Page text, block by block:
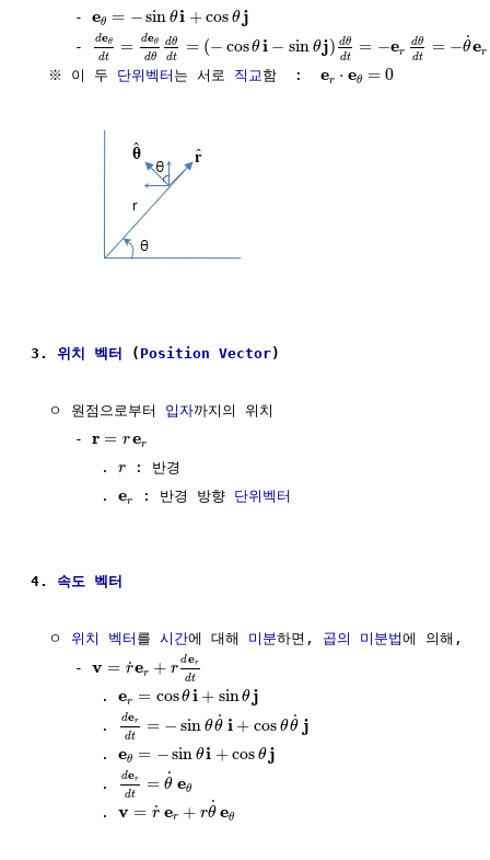
     -
eθ = −sin θi +cos θ j
     -
deθ
dt
= deθ
dθ
dθ
dt
= (− cosθi − sin θ j) dθ
dt
= −er
dθ
dt
= −˙
θer
  ※ 이 두
단위벡터 는 서로 직교함  : er ⋅ eθ = 0
3. 위치 벡터 ( Position Vector)
  ㅇ 원점으로부터
입자까지의 위치
     -
r = rer
        .
r : 반경
        .
er : 반경 방향 단위벡터
4. 속도 벡터
  ㅇ
위치 벡터 를 시간에 대해 미분하면, 곱의 미분법에 의해,
     -
v = ˙
rer + r
der
dt
        .
er = cosθ i + sinθ j
        .
der
dt
= − sin θ ˙
θ i + cos θ ˙
θ j
        .
eθ = −sin θi +cos θ j
        .
der
dt
= ˙
θ eθ
        .
v = ˙
r er + r˙
θ eθ